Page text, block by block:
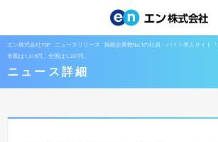
エン株式会社TOP ニュースリリース
掲載企業数No.1の社員・バイト求人サイト
市圏は1,315円。全国は1,237円。
ニュース詳細